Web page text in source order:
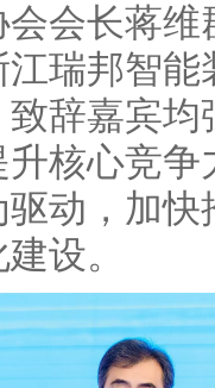
会长蒋
瑞邦智
辞嘉宾
核心竞
动，加
设。